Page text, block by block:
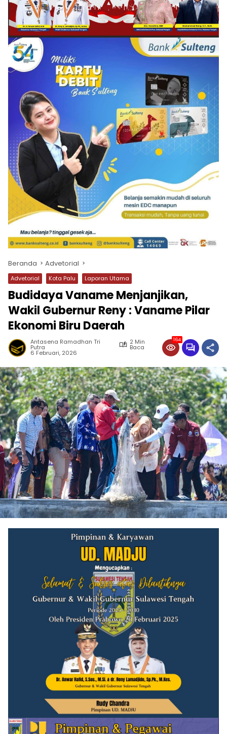
Beranda Advetorial
Advetorial Kota Palu Laporan Utama
Budidaya Vaname Menjanjikan,
Wakil Gubernur Reny : Vaname Pilar
Ekonomi Biru Daerah
Antasena Ramadhan Tri
Putra
2 Min
Baca
6 Februari, 2026
164